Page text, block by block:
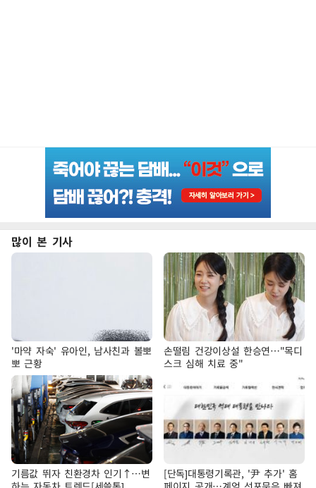
많이 본 기사
'마약 자숙' 유아인, 남사친과 볼뽀
뽀 근황
손떨림 건강이상설 한승연…"목디
스크 심해 치료 중"
기름값 뛰자 친환경차 인기↑…변
[단독]대통령기록관, '尹 추가' 홈